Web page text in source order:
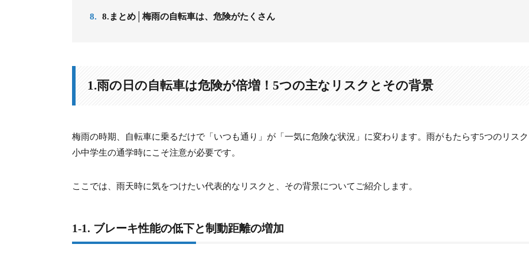
8. 8.まとめ│梅雨の自転車は、危険がたくさん
1.雨の日の自転車は危険が倍増！5つの主なリスクとその背景
梅雨の時期、自転車に乗るだけで「いつも通り」が「一気に危険な状況」に変わります。雨がもたらす5つのリス
小中学生の通学時にこそ注意が必要です。
ここでは、雨天時に気をつけたい代表的なリスクと、その背景についてご紹介します。
1-1. ブレーキ性能の低下と制動距離の増加